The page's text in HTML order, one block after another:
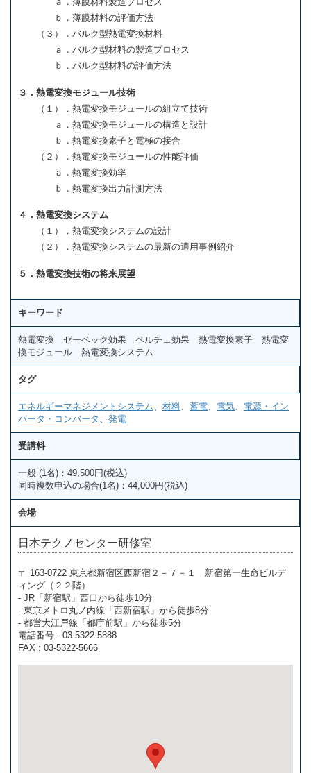
ｂ．薄膜材料の評価方法
（３）．バルク型熱電変換材料
ａ．バルク型材料の製造プロセス
ｂ．バルク型材料の評価方法
３．熱電変換モジュール技術
（１）．熱電変換モジュールの組立て技術
ａ．熱電変換モジュールの構造と設計
ｂ．熱電変換素子と電極の接合
（２）．熱電変換モジュールの性能評価
ａ．熱電変換効率
ｂ．熱電変換出力計測方法
４．熱電変換システム
（１）．熱電変換システムの設計
（２）．熱電変換システムの最新の適用事例紹介
５．熱電変換技術の将来展望
キーワード
熱電変換 ゼーベック効果 ペルチェ効果 熱電変換素子 熱電変
換モジュール 熱電変換システム
タグ
エネルギーマネジメントシステム、 材料、 蓄電、 電気、 電源・イン
バータ・コンバータ 、 発電
受講料
一般 (1名)：49,500円(税込)
同時複数申込の場合(1名)：44,000円(税込)
会場
日本テクノセンター研修室
〒 163-0722 東京都新宿区西新宿２－７－１ 新宿第一生命ビルデ
ィング（２２階）
- JR「新宿駅」西口から徒歩10分
- 東京メトロ丸ノ内線「西新宿駅」から徒歩8分
- 都営大江戸線「都庁前駅」から徒歩5分
電話番号 : 03-5322-5888
FAX : 03-5322-5666